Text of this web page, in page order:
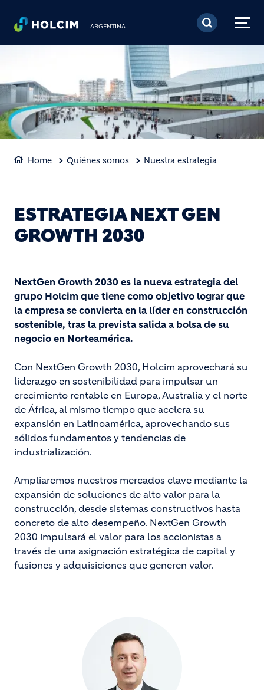
Pasar al contenido
ARGENTINA
Home Quiénes somos Nuestra estrategia
ESTRATEGIA NEXT GEN
GROWTH 2030
NextGen Growth 2030 es la nueva estrategia del
grupo Holcim que tiene como objetivo lograr que
la empresa se convierta en la líder en construcción
sostenible, tras la prevista salida a bolsa de su
negocio en Norteamérica.
Con NextGen Growth 2030, Holcim aprovechará su
liderazgo en sostenibilidad para impulsar un
crecimiento rentable en Europa, Australia y el norte
de África, al mismo tiempo que acelera su
expansión en Latinoamérica, aprovechando sus
sólidos fundamentos y tendencias de
industrialización.
Ampliaremos nuestros mercados clave mediante la
expansión de soluciones de alto valor para la
construcción, desde sistemas constructivos hasta
concreto de alto desempeño. NextGen Growth
2030 impulsará el valor para los accionistas a
través de una asignación estratégica de capital y
fusiones y adquisiciones que generen valor.